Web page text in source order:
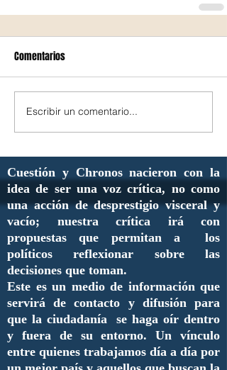
Comentarios
Escribir un comentario...
Cuestión y Chronos nacieron con la
idea de ser una voz crítica, no como
una acción de desprestigio visceral y
vacío; nuestra crítica irá con
propuestas que permitan a los
políticos reflexionar sobre las
decisiones que toman.
Este es un medio de información que
servirá de contacto y difusión para
que la ciudadanía se haga oír dentro
y fuera de su entorno. Un vínculo
entre quienes trabajamos día a día por